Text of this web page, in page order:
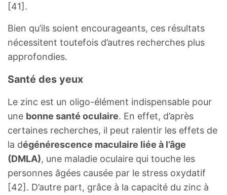
[41].
Bien qu’ils soient encourageants, ces résultats
nécessitent toutefois d’autres recherches plus
approfondies.
Santé des yeux
Le zinc est un oligo-élément indispensable pour
une bonne santé oculaire. En effet, d’après
certaines recherches, il peut ralentir les effets de
la dégénérescence maculaire liée à l’âge
(DMLA), une maladie oculaire qui touche les
personnes âgées causée par le stress oxydatif
[42]. D’autre part, grâce à la capacité du zinc à